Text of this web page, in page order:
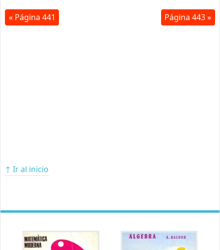
« Página 441 Página 443 »
↑ Ir al inicio